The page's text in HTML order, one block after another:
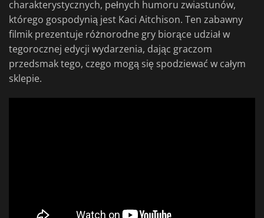
charakterystycznych, pełnych humoru zwiastunów,
którego gospodynią jest Kaci Aitchison. Ten zabawny
filmik prezentuje różnorodne gry biorące udział w
tegorocznej edycji wydarzenia, dając graczom
przedsmak tego, czego mogą się spodziewać w całym
sklepie.